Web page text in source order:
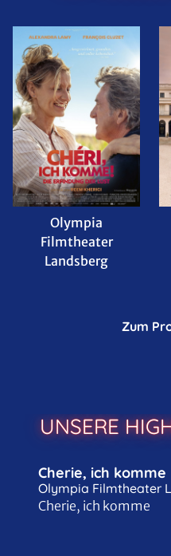
Olympia
Filmtheater
Landsberg
Zum
UNSERE
Cherie, ich komme
Olympia Filmtheater
Cherie, ich komme